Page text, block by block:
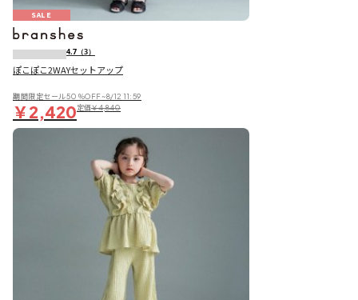
SALE
4.7 （3）
ぽこぽこ2WAYセットアップ
期間限定セール50％OFF~8/12 11:59
￥2,420定価￥4,840